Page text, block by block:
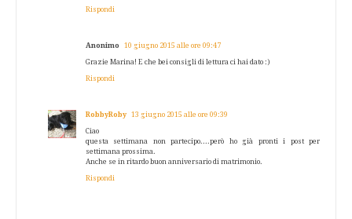
Rispondi
Anonimo 10 giugno 2015 alle ore 09:47
Grazie Marina! E che bei consigli di lettura ci hai dato :)
Rispondi
RobbyRoby 13 giugno 2015 alle ore 09:39
Ciao
questa settimana non partecipo....però ho già pronti i post per
settimana prossima.
Anche se in ritardo buon anniversario di matrimonio.
Rispondi